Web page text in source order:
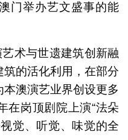
门举办艺文盛事的能
术与世遗建筑创新融
的活化利用，在部分
澳演艺业界创设更多
在岗顶剧院上演“法朵
觉、听觉、味觉的全